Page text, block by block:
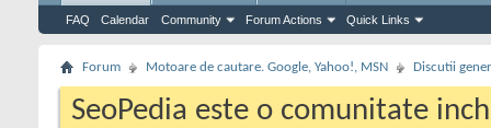
FAQ Calendar Community Forum Actions Quick Links
Forum Motoare de cautare. Google, Yahoo!, MSN Discutii
SeoPedia este o comunitate